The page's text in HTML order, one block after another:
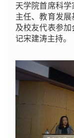
天学院首席科
主任、教育发展
及校友代表参
记宋建涛主持。